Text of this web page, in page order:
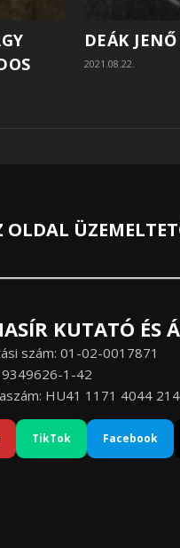
DEÁK
2021.08.22.
OLDAL
KUTATÓ ÉS
szám: 01-02-0017871
1-42
HU41 1171 4044
TikTok Facebook